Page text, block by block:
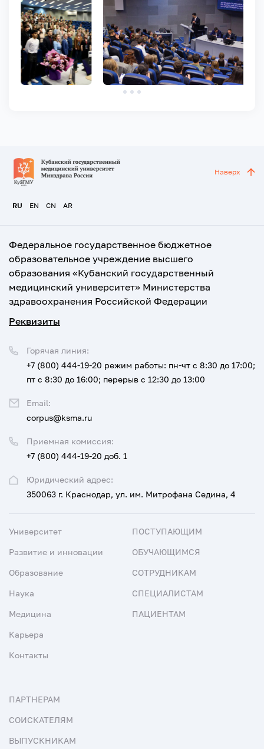
RU EN CN AR
Наверх
Федеральное государственное бюджетное
образовательное учреждение высшего
образования «Кубанский государственный
медицинский университет» Министерства
здравоохранения Российской Федерации
Реквизиты
Юридический адрес:
350063 г. Краснодар, ул. им. Митрофана Седина, 4
Приемная комиссия:
+7 (800) 444-19-20 доб. 1
Горячая линия:
+7 (800) 444-19-20 режим работы: пн-чт с 8:30 до 17:00;
пт с 8:30 до 16:00; перерыв с 12:30 до 13:00
Email:
corpus@ksma.ru
Университет
Развитие и инновации
Образование
Наука
Медицина
Карьера
Контакты
ПОСТУПАЮЩИМ
ОБУЧАЮЩИМСЯ
СОТРУДНИКАМ
СПЕЦИАЛИСТАМ
ПАЦИЕНТАМ
ПАРТНЕРАМ
СОИСКАТЕЛЯМ
ВЫПУСКНИКАМ